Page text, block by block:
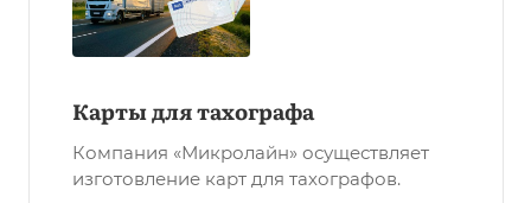
Карты для тахографа
Компания «Микролайн» осуществляет
изготовление карт для тахографов.